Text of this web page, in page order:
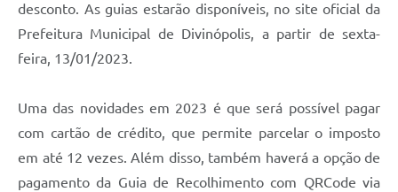
desconto. As guias estarão disponíveis, no site oficial da
Prefeitura Municipal de Divinópolis, a partir de sexta-
feira, 13/01/2023.
Uma das novidades em 2023 é que será possível pagar
com cartão de crédito, que permite parcelar o imposto
em até 12 vezes. Além disso, também haverá a opção de
pagamento da Guia de Recolhimento com QRCode via